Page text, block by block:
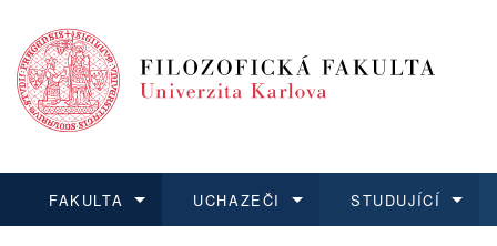
FAKULTA UCHAZEČI STUDUJÍCÍ